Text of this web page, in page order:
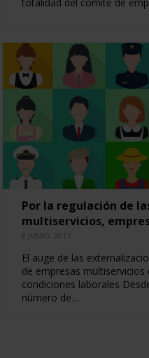
Por la regulación de
multiservicios,
8 JUNIO, 2017
El auge de las
de empresas
condiciones laborales
número de…